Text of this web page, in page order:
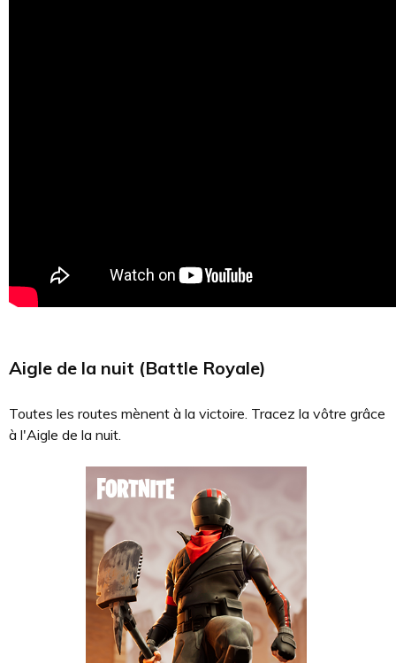
Aigle de la nuit (Battle Royale)
Toutes les routes mènent à la victoire. Tracez la vôtre grâce
à l'Aigle de la nuit.